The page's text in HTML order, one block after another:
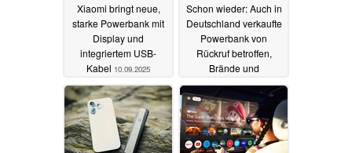
Xiaomi bringt neue,
starke Powerbank mit
Display und
integriertem USB-
Kabel 10.09.2025
Schon wieder: Auch in
Deutschland verkaufte
Powerbank von
Rückruf betroffen,
Brände und
Explosionen drohen
29.08.2025